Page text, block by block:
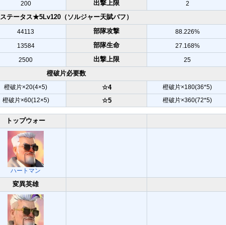
200 出撃上限 2
ステータス★5Lv120（ソルジャー天賦バフ）
44113 部隊攻撃 88.226%
13584 部隊生命 27.168%
2500 出撃上限 25
橙破片必要数
橙破片×20(4×5) ☆4 橙破片×180(36*5)
橙破片×60(12×5) ☆5 橙破片×360(72*5)
トップウォー
ハートマン
変異英雄